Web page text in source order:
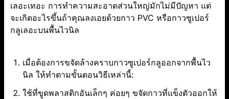
เลอะเทอะ การทำความสะอาดส่วนใหญ่มักไม่มีปัญหา แต่
จะเกิดอะไรขึ้นถ้าคุณลงเอยด้วยกาว PVC หรือกาวซูเปอร์
กลูเลอะบนพื้นไวนิล
เมื่อต้องการขจัดล้างคราบกาวซูเปอร์กลูออกจากพื้นไว
นิล ให้ทำตามขั้นตอนวิธีเหล่านี้:
ใช้ที่ขูดพลาสติกอันเล็กๆ ค่อยๆ ขจัดกาวที่แข็งตัวออกให้